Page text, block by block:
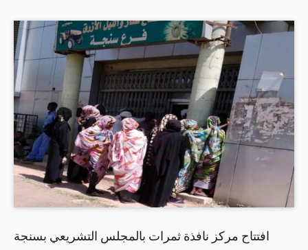
افتتاح مركز نافذة ثمرات بالمجلس التشريعي بسنجة